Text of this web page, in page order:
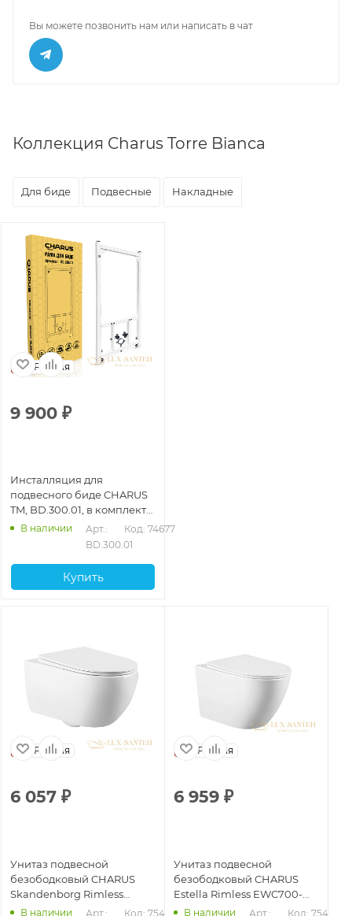
Вы можете позвонить нам или написать в чат
Коллекция Charus Torre Bianca
Для биде Подвесные Накладные
Россия
9 900 ₽
Инсталляция для
подвесного биде CHARUS
TM, BD.300.01, в комплекте
с креплениями
В наличии
Арт.:
BD.300.01
Код: 74677
Купить
Россия
6 057 ₽
Унитаз подвесной
безободковый CHARUS
Skandenborg Rimless
EWC700-125W, с
В наличии
Арт.:
Код: 75482
Россия
6 959 ₽
Унитаз подвесной
безободковый CHARUS
Estella Rimless EWC700-
121W, с быстросъемной
В наличии
Арт.:
Код: 75477